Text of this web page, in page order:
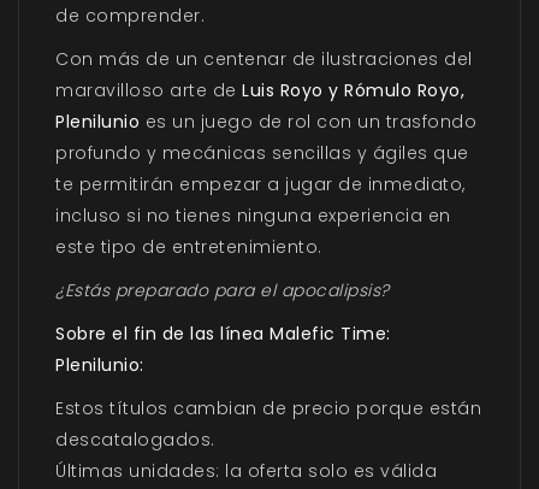
de comprender.
Con más de un centenar de ilustraciones del
maravilloso arte de Luis Royo y Rómulo Royo,
Plenilunio es un juego de rol con un trasfondo
profundo y mecánicas sencillas y ágiles que
te permitirán empezar a jugar de inmediato,
incluso si no tienes ninguna experiencia en
este tipo de entretenimiento.
¿Estás preparado para el apocalipsis?
Sobre el fin de las línea Malefic Time:
Plenilunio:
Estos títulos cambian de precio porque están
descatalogados.
Últimas unidades: la oferta solo es válida